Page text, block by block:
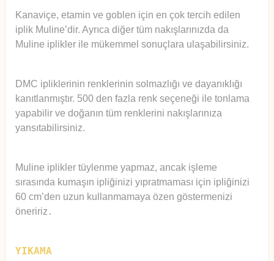
Kanaviçe, etamin ve goblen için en çok tercih edilen
iplik Muline’dir. Ayrıca diğer tüm nakışlarınızda da
Muline iplikler ile mükemmel sonuçlara ulaşabilirsiniz.
DMC ipliklerinin renklerinin solmazlığı ve dayanıklığı
kanıtlanmıştır. 500 den fazla renk seçeneği ile tonlama
yapabilir ve doğanın tüm renklerini nakışlarınıza
yansıtabilirsiniz.
Muline iplikler tüylenme yapmaz, ancak işleme
sırasında kumaşın ipliğinizi yıpratmaması için ipliğinizi
60 cm’den uzun kullanmamaya özen göstermenizi
öneririz .
YIKAMA